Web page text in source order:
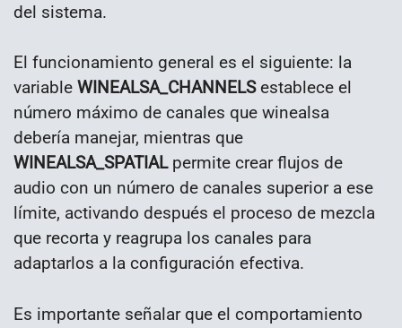
del sistema.
El funcionamiento general es el siguiente: la
variable WINEALSA_CHANNELSestablece el
número máximo de canales que winealsa
debería manejar, mientras que
WINEALSA_SPATIALpermite crear flujos de
audio con un número de canales superior a ese
límite, activando después el proceso de mezcla
que recorta y reagrupa los canales para
adaptarlos a la configuración efectiva.
Es importante señalar que el comportamiento